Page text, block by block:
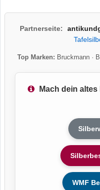
Partnerseite:
Top Marken: Bruckmann·
Mach dein
WMF